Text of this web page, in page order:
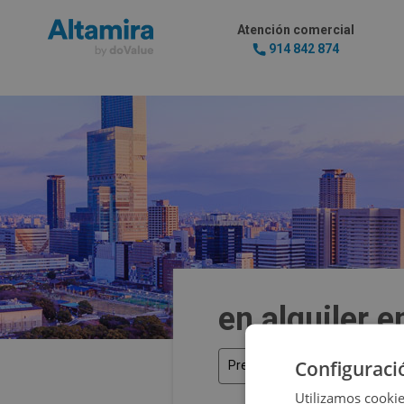
Atención comercial
914 842 874
en alquiler
Precio
Utilizamos